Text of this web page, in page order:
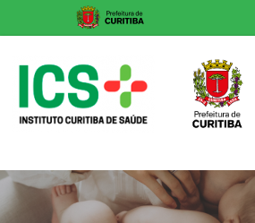
content
ICS
Instituto